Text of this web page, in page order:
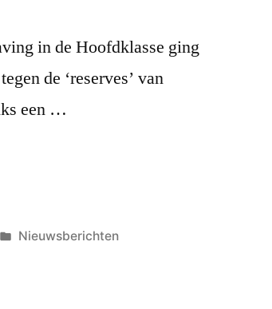
in de Hoofdklasse ging
de ‘reserves’ van
een …
Geplaatst
Nieuwsberichten